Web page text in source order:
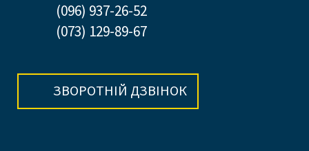
(096) 937-26-52
(073) 129-89-67
ЗВОРОТНІЙ ДЗВІНОК